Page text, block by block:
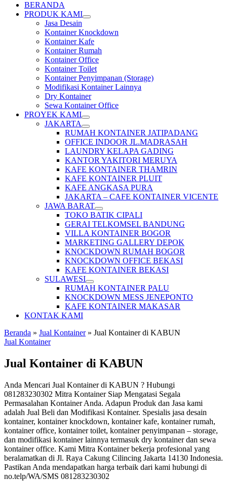
BERANDA
PRODUK KAMI
Jasa Desain
Kontainer Knockdown
Kontainer Kafe
Kontainer Rumah
Kontainer Office
Kontainer Toilet
Kontainer Penyimpanan (Storage)
Modifikasi Kontainer Lainnya
Dry Kontainer
Sewa Kontainer Office
PROYEK KAMI
JAKARTA
RUMAH KONTAINER JATIPADANG
OFFICE INDOOR JL.MADRASAH
LAUNDRY KELAPA GADING
KANTOR YAKITORI MERUYA
KAFE KONTAINER THAMRIN
KAFE KONTAINER PLUIT
KAFE ANGKASA PURA
JAKARTA – CAFE KONTAINER VICENTE
JAWA BARAT
TOKO BATIK CIPALI
GERAI TELKOMSEL BANDUNG
VILLA KONTAINER BOGOR
MARKETING GALLERY DEPOK
KNOCKDOWN RUMAH BOGOR
KNOCKDOWN OFFICE BEKASI
KAFE KONTAINER BEKASI
SULAWESI
RUMAH KONTAINER PALU
KNOCKDOWN MESS JENEPONTO
KAFE KONTAINER MAKASAR
KONTAK KAMI
Beranda » Jual Kontainer » Jual Kontainer di KABUN
Jual Kontainer
Jual Kontainer di KABUN
Anda Mencari Jual Kontainer di KABUN ? Hubungi
081283230302 Mitra Kontainer Siap Mengatasi Segala
Permasalahan Kontainer Anda. Adapun Produk dan Jasa kami
adalah Jual Beli dan Modifikasi Kontainer. Spesialis jasa desain
kontainer, kontainer knockdown, kontainer kafe, kontainer rumah,
kontainer office, kontainer toilet, kontainer penyimpanan – storage,
dan modifikasi kontainer lainnya termasuk dry kontainer dan sewa
kontainer office. Kami Mitra Kontainer bekerja profesional yang
beralamatkan di Jl. Raya Cakung Cilincing Jakarta 14130 Indonesia.
Pastikan Anda mendapatkan harga terbaik dari kami hubungi di
no.telp/WA/SMS 081283230302